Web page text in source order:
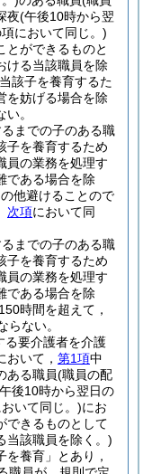
夜(午後10時から翌
において同じ。)
とができるものと
ける当該職員を除
該子を養育するた
を妨げる場合を除
。
までの子のある職
子を養育するため
員の業務を処理す
である場合を除
他避けることので
次項において同
までの子のある職
子を養育するため
員の業務を処理す
である場合を除
時間を超えて，
らない。
る要介護者を介護
おいて， 第1項中
ある職員(職員の配
後10時から翌日の
いて同じ。)にお
できるものとして
当該職員を除く。)
養育」とあり，